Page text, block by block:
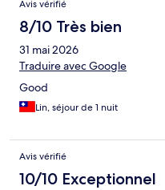
Avis vérifié
8/10 Très bien
31 mai 2026
Traduire avec Google
Good
Lin, séjour de 1 nuit
Avis vérifié
10/10 Exceptionnel